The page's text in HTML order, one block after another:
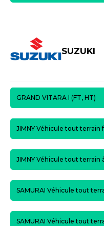
SUZUKI
GRAND VITARA I (FT, HT)
JIMNY Véhicule tout terrain
JIMNY Véhicule tout terrain
SAMURAI Véhicule tout
SAMURAI Véhicule tout